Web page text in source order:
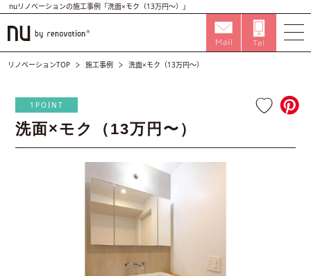
nuリノベーションの施工事例「洗面×モク（13万円〜）」
リノベーションTOP 施工事例 洗面×モク（13万円〜）
1POINT
洗面×モク（13万円〜）